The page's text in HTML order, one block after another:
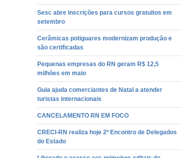
Sesc abre inscrições para cursos gratuitos em
setembro
Cerâmicas potiguares modernizam produção e
são certificadas
Pequenas empresas do RN geram R$ 12,5
milhões em maio
Guia ajuda comerciantes de Natal a atender
turistas internacionais
CANCELAMENTO RN EM FOCO
CRECI-RN realiza hoje 2º Encontro de Delegados
do Estado